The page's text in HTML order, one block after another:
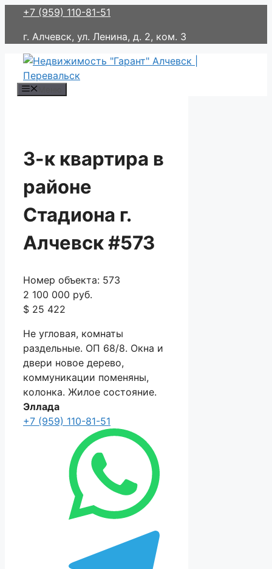
Перейти
содержимому
+7 (959) 110-81-51
г. Алчевск, ул. Ленина, д. 2, ком. 3
3-к квартира в
районе
Стадиона г.
Алчевск #573
Номер объекта: 573
2 100 000 руб.
$ 25 422
Не угловая, комнаты
раздельные. ОП 68/8. Окна и
двери новое дерево,
коммуникации поменяны,
колонка. Жилое состояние.
Эллада
+7 (959) 110-81-51